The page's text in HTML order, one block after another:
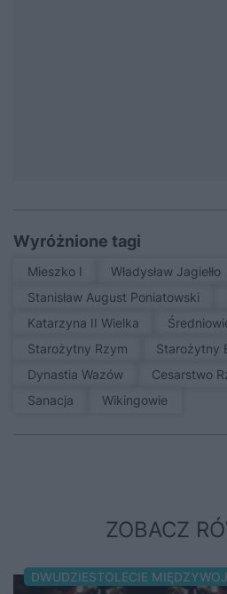
Wyróżnione tagi
Mieszko I
Władysław Jagiełło
Stanisław August Poniatowski
Katarzyna II Wielka
Starożytny Rzym
Starożytny
Dynastia Wazów
Cesarstwo
sanacja
Wikingowie
ZOBACZ
DWUDZIESTOLECIE